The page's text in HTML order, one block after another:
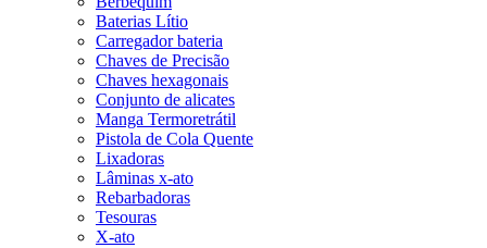
Baterias Lítio
Carregador bateria
Chaves de Precisão
Chaves hexagonais
Conjunto de alicates
Manga Termoretrátil
Pistola de Cola Quente
Lixadoras
Lâminas x-ato
Rebarbadoras
Tesouras
X-ato